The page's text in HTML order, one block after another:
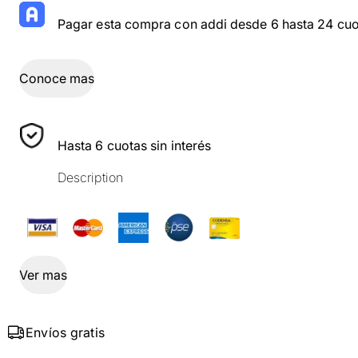
Pagar esta compra con addi desde 6 hasta 24
Conoce mas
Hasta 6 cuotas sin interés
Description
Ver mas
Envíos gratis